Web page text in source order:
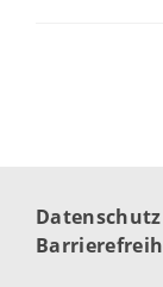
Datenschutz